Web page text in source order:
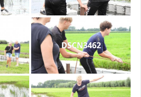
DSCN3462